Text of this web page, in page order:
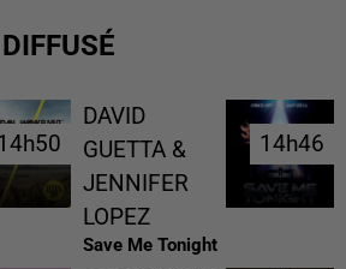
DAVID
GUETTA &
JENNIFER
LOPEZ
Save Me Tonight
14h46
14h46